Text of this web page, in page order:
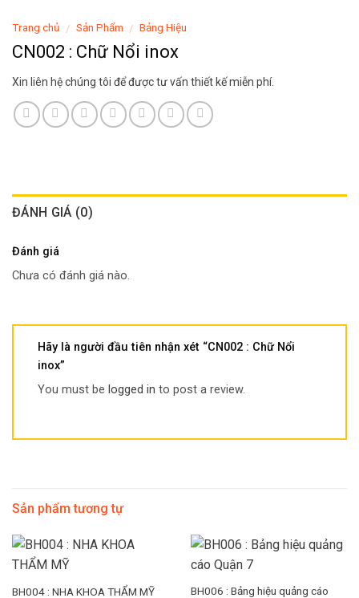
Trang chủ / Sản Phẩm / Bảng Hiệu
CN002 : Chữ Nổi inox
Xin liên hệ chúng tôi để được tư vấn thiết kế miễn phí.
ĐÁNH GIÁ (0)
Đánh giá
Chưa có đánh giá nào.
Hãy là người đầu tiên nhận xét “CN002 : Chữ Nổi
inox”
You must be logged in to post a review.
Sản phẩm tương tự
BH004 : NHA KHOA THẨM MỸ
BH006 : Bảng hiệu quảng cáo